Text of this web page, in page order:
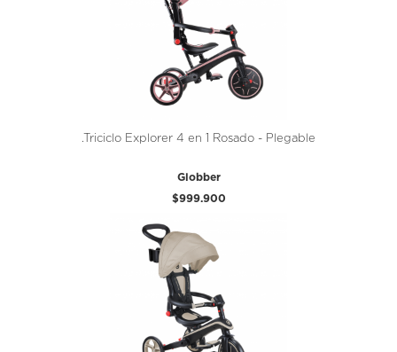
.Triciclo Explorer 4 en 1 Rosado - Plegable
Globber
$999.900